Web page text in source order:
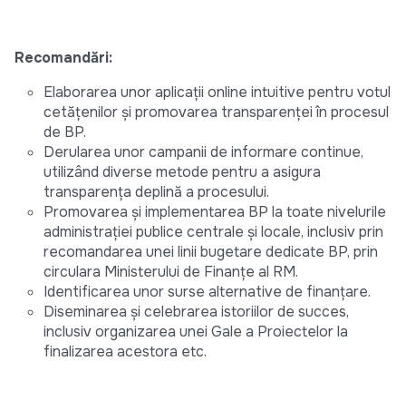
Recomandări:
Elaborarea unor aplicații online intuitive pentru votul
cetățenilor și promovarea transparenței în procesul
de BP.
Derularea unor campanii de informare continue,
utilizând diverse metode pentru a asigura
transparența deplină a procesului.
Promovarea și implementarea BP la toate nivelurile
administrației publice centrale și locale, inclusiv prin
recomandarea unei linii bugetare dedicate BP, prin
circulara Ministerului de Finanțe al RM.
Identificarea unor surse alternative de finanțare.
Diseminarea și celebrarea istoriilor de succes,
inclusiv organizarea unei Gale a Proiectelor la
finalizarea acestora etc.